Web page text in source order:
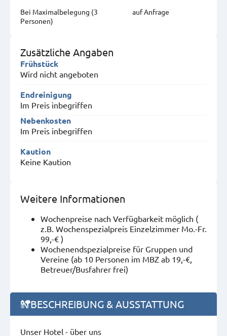
Bei Maximal­belegung (3
Personen)
auf Anfrage
Zusätzliche Angaben
Frühstück
Wird nicht angeboten
Endreinigung
Im Preis inbegriffen
Nebenkosten
Im Preis inbegriffen
Kaution
Keine Kaution
Weitere Informationen
Wochenpreise nach Verfügbarkeit möglich (
z.B. Wochenspezialpreis Einzelzimmer Mo.-Fr.
99,-€ )
Wochenendspezialpreise für Gruppen und
Vereine (ab 10 Personen im MBZ ab 19,-€,
Betreuer/Busfahrer frei)
BESCHREIBUNG & AUSSTATTUNG
Unser Hotel - über uns